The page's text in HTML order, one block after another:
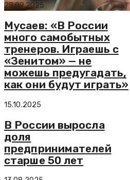
28.09.2025
Мусаев: «В России
много самобытных
тренеров. Играешь с
«Зенитом» — не
можешь предугадать,
как они будут играть»
15.10.2025
В России выросла
доля
предпринимателей
старше 50 лет